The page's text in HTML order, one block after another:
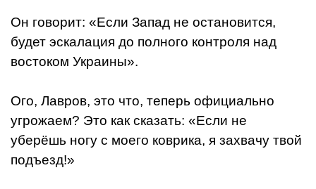
Он говорит: «Если Запад не остановится,
будет эскалация до полного контроля над
востоком Украины».
Ого, Лавров, это что, теперь официально
угрожаем? Это как сказать: «Если не
уберёшь ногу с моего коврика, я захвачу твой
подъезд!»